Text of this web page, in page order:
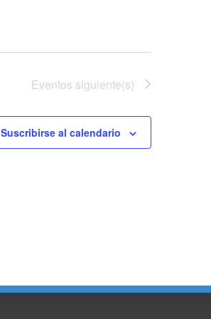
Eventos siguiente(s)
Suscribirse al calendario